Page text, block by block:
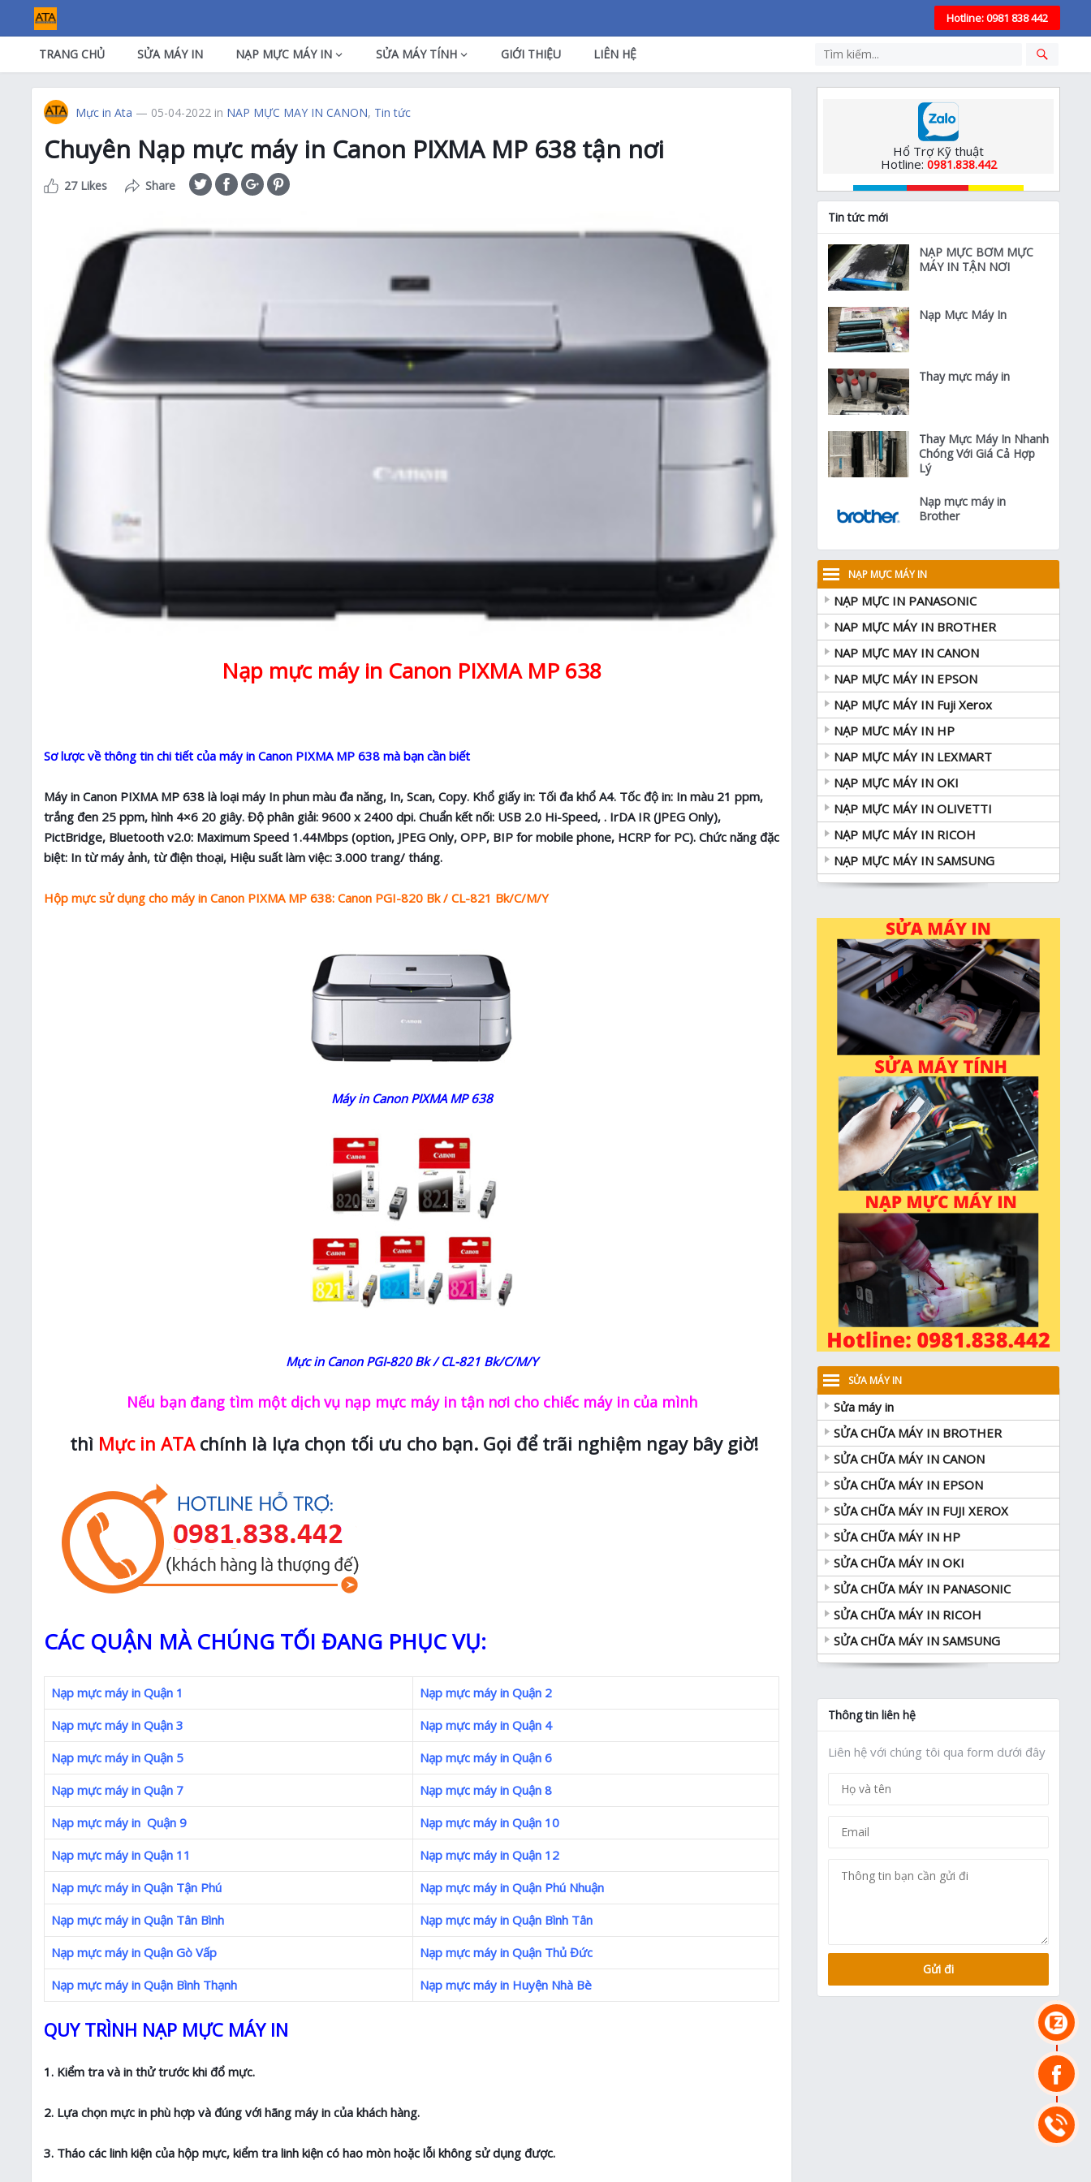
Hotline: 0981 838 442
TRANG CHỦ SỬA MÁY IN NẠP MỰC MÁY IN SỬA MÁY TÍNH GIỚI THIỆU LIÊN HỆ
Mực in Ata — 05-04-2022 in NAP MỰC MAY IN CANON, Tin tức
Chuyên Nạp mực máy in Canon PIXMA MP 638 tận nơi
27 Likes Share
Nạp mực máy in Canon PIXMA MP 638
Sơ lược về thông tin chi tiết của máy in Canon PIXMA MP 638 mà bạn cần biết
Máy in Canon PIXMA MP 638 là loại máy In phun màu đa năng, In, Scan, Copy. Khổ giấy in: Tối đa khổ A4. Tốc độ in: In màu 21 ppm,
trắng đen 25 ppm, hình 4×6 20 giây. Độ phân giải: 9600 x 2400 dpi. Chuẩn kết nối: USB 2.0 Hi-Speed, . IrDA IR (JPEG Only),
PictBridge, Bluetooth v2.0: Maximum Speed 1.44Mbps (option, JPEG Only, OPP, BIP for mobile phone, HCRP for PC). Chức năng đặc
biệt: In từ máy ảnh, từ điện thoại, Hiệu suất làm việc: 3.000 trang/ tháng.
Hộp mực sử dụng cho máy in Canon PIXMA MP 638: Canon PGI-820 Bk / CL-821 Bk/C/M/Y
Máy in Canon PIXMA MP 638
Mực in Canon PGI-820 Bk / CL-821 Bk/C/M/Y
Nếu bạn đang tìm một dịch vụ nạp mực máy in tận nơi cho chiếc máy in của mình
thì Mực in ATAchính là lựa chọn tối ưu cho bạn. Gọi để trãi nghiệm ngay bây giờ!
CÁC QUẬN MÀ CHÚNG TỐI ĐANG PHỤC VỤ:
Nạp mực máy in Quận 1
Nạp mực máy in Quận 2
Nạp mực máy in Quận 3
Nạp mực máy in Quận 4
Nạp mực máy in Quận 5
Nạp mực máy in Quận 6
Nạp mực máy in Quận 7
Nạp mực máy in Quận 8
Nạp mực máy in Quận 9
Nạp mực máy in Quận 10
Nạp mực máy in Quận 11
Nạp mực máy in Quận 12
Nạp mực máy in Quận Tận Phú
Nạp mực máy in Quận Phú Nhuận
Nạp mực máy in Quận Tân Bình
Nạp mực máy in Quận Bình Tân
Nạp mực máy in Quận Gò Vấp
Nạp mực máy in Quận Thủ Đức
Nạp mực máy in Quận Bình Thạnh
Nạp mực máy in Huyện Nhà Bè
QUY TRÌNH NẠP MỰC MÁY IN
1. Kiểm tra và in thử trước khi đổ mực.
2. Lựa chọn mực in phù hợp và đúng với hãng máy in của khách hàng.
3. Tháo các linh kiện của hộp mực, kiểm tra linh kiện có hao mòn hoặc lỗi không sử dụng được.
Hổ Trợ Kỹ thuật
Hotline: 0981.838.442
Tin tức mới
NẠP MỰC BƠM MỰC
MÁY IN TẬN NƠI
Nạp Mực Máy In
Thay mực máy in
Thay Mực Máy In Nhanh
Chóng Với Giá Cả Hợp
Lý
Nạp mực máy in
Brother
NẠP MỰC MÁY IN
NẠP MỰC IN PANASONIC
NAP MỰC MÁY IN BROTHER
NAP MỰC MAY IN CANON
NAP MỰC MÁY IN EPSON
NẠP MỰC MÁY IN Fuji Xerox
NẠP MƯC MÁY IN HP
NAP MỰC MÁY IN LEXMART
NẠP MỰC MÁY IN OKI
NẠP MỰC MÁY IN OLIVETTI
NẠP MỰC MÁY IN RICOH
NẠP MỰC MÁY IN SAMSUNG
SỬA MÁY IN
Sửa máy in
SỬA CHỮA MÁY IN BROTHER
SỬA CHỮA MÁY IN CANON
SỬA CHỮA MÁY IN EPSON
SỬA CHỮA MÁY IN FUJI XEROX
SỬA CHỮA MÁY IN HP
SỬA CHỮA MÁY IN OKI
SỬA CHỮA MÁY IN PANASONIC
SỬA CHỮA MÁY IN RICOH
SỬA CHỮA MÁY IN SAMSUNG
Thông tin liên hệ
Liên hệ với chúng tôi qua form dưới đây